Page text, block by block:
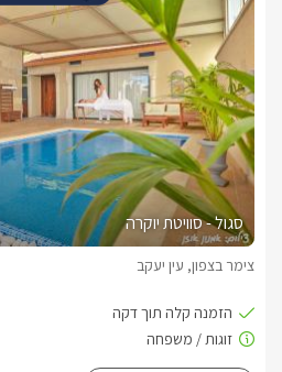
סגול - סוויטת יוקרה
צימר בצפון, עין יעקב